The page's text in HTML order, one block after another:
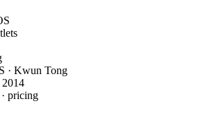
· Kwun Tong
2014
pricing